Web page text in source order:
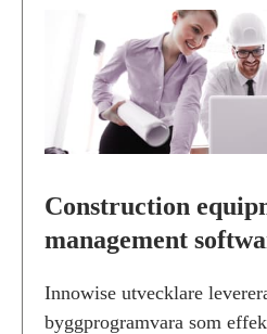
Construction
management
Innowise utvecklare
byggprogramvara som